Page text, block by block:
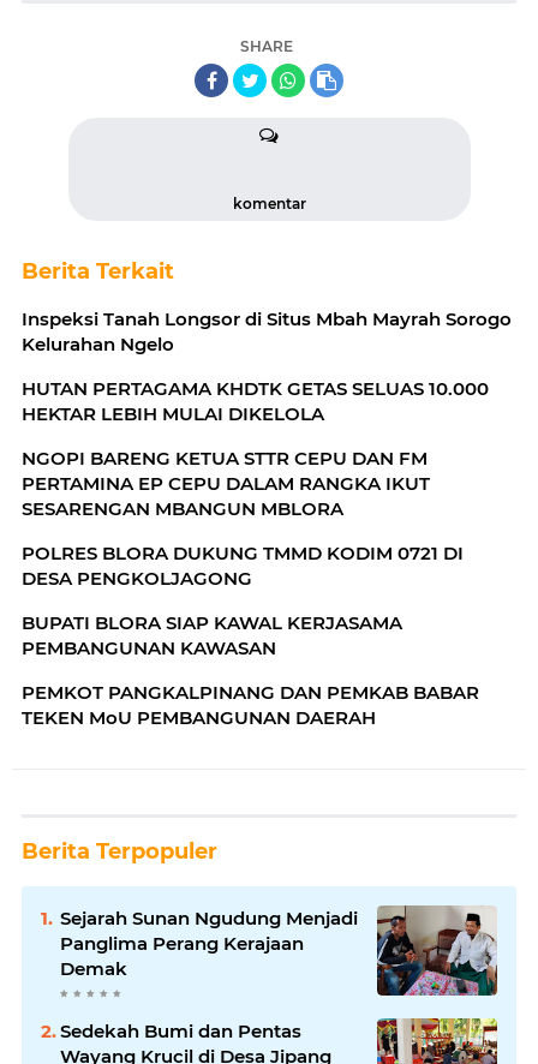
SHARE
komentar
Berita Terkait
Inspeksi Tanah Longsor di Situs Mbah Mayrah Sorogo
Kelurahan Ngelo
HUTAN PERTAGAMA KHDTK GETAS SELUAS 10.000
HEKTAR LEBIH MULAI DIKELOLA
NGOPI BARENG KETUA STTR CEPU DAN FM
PERTAMINA EP CEPU DALAM RANGKA IKUT
SESARENGAN MBANGUN MBLORA
POLRES BLORA DUKUNG TMMD KODIM 0721 DI
DESA PENGKOLJAGONG
BUPATI BLORA SIAP KAWAL KERJASAMA
PEMBANGUNAN KAWASAN
PEMKOT PANGKALPINANG DAN PEMKAB BABAR
TEKEN MoU PEMBANGUNAN DAERAH
Berita Terpopuler
Sejarah Sunan Ngudung Menjadi
Panglima Perang Kerajaan
Demak
Sedekah Bumi dan Pentas
Wayang Krucil di Desa Jipang